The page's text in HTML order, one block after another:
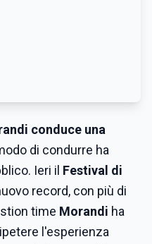
conduce una
di condurre ha
Ieri il Festival di
record, con più di
time Morandi ha
l'esperienza